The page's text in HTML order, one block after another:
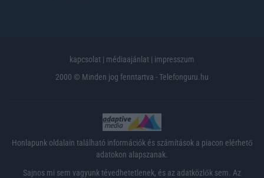
kapcsolat | médiaajánlat | impresszum
2000 © Minden jog fenntartva - Telefonguru.hu
Honlapunk oldalain található információk és számítások a piacon elérhető
adatokon alapszanak.
Sajnos mi sem vagyunk tévedhetetlenek, és az adatközlők sem. Az